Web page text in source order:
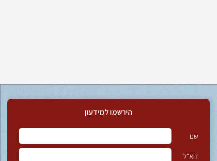
הירשמו למידעון
שם
דוא”ל